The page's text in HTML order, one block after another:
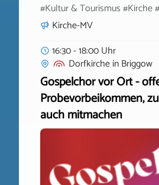
#Kultur & Tourismus #Kirche
Kirche-MV
16:30 - 18:00 Uhr
DorfkircheinBriggow
Gospelchor vor Ort -
Probevorbeikommen,
auch mitmachen